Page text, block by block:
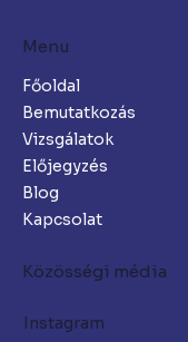
Közösségi média
Instagram
Menu
Főoldal
Bemutatkozás
Vizsgálatok
Előjegyzés
Blog
Kapcsolat